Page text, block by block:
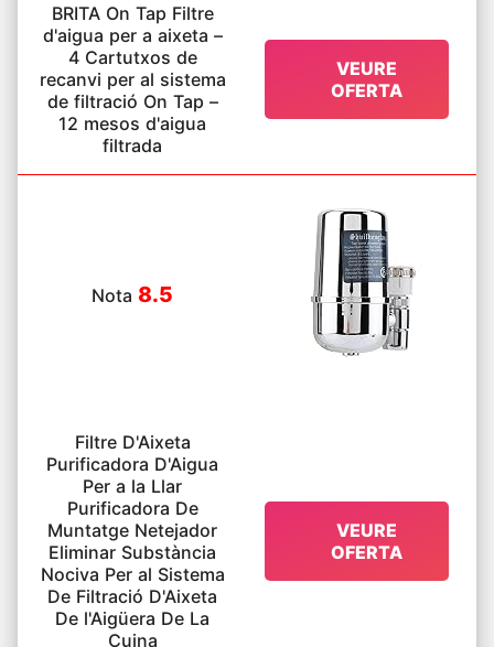
BRITA On Tap Filtre
d'aigua per a aixeta –
4 Cartutxos de
recanvi per al sistema
de filtració On Tap –
12 mesos d'aigua
filtrada
VEURE
OFERTA
Nota 8.5
Filtre D'Aixeta
Purificadora D'Aigua
Per a la Llar
Purificadora De
Muntatge Netejador
Eliminar Substància
Nociva Per al Sistema
De Filtració D'Aixeta
De l'Aigüera De La
Cuina
VEURE
OFERTA